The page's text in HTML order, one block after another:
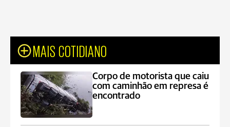
MAIS COTIDIANO
Corpo de motorista que caiu
com caminhão em represa é
encontrado